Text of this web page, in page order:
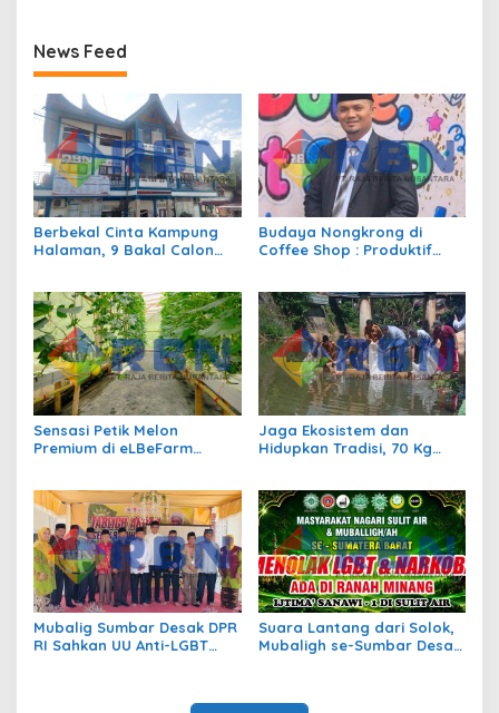
News Feed
Berbekal Cinta Kampung
Halaman, 9 Bakal Calon
Budaya Nongkrong di
Coffee Shop : Produktif
Sensasi Petik Melon
Premium di eLBeFarm
Jaga Ekosistem dan
Hidupkan Tradisi, 70 Kg
Mubalig Sumbar Desak DPR
RI Sahkan UU Anti-LGBT
Suara Lantang dari Solok,
Mubaligh se-Sumbar Desak